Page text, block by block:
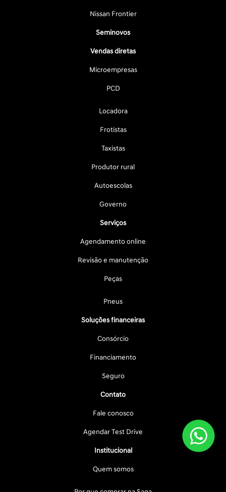
Nissan Frontier
Seminovos
Vendas diretas
Microempresas
PCD
Locadora
Frotistas
Taxistas
Produtor rural
Autoescolas
Governo
Serviços
Agendamento online
Revisão e manutenção
Peças
Pneus
Soluções financeiras
Consórcio
Financiamento
Seguro
Contato
Fale conosco
Agendar Test Drive
Institucional
Quem somos